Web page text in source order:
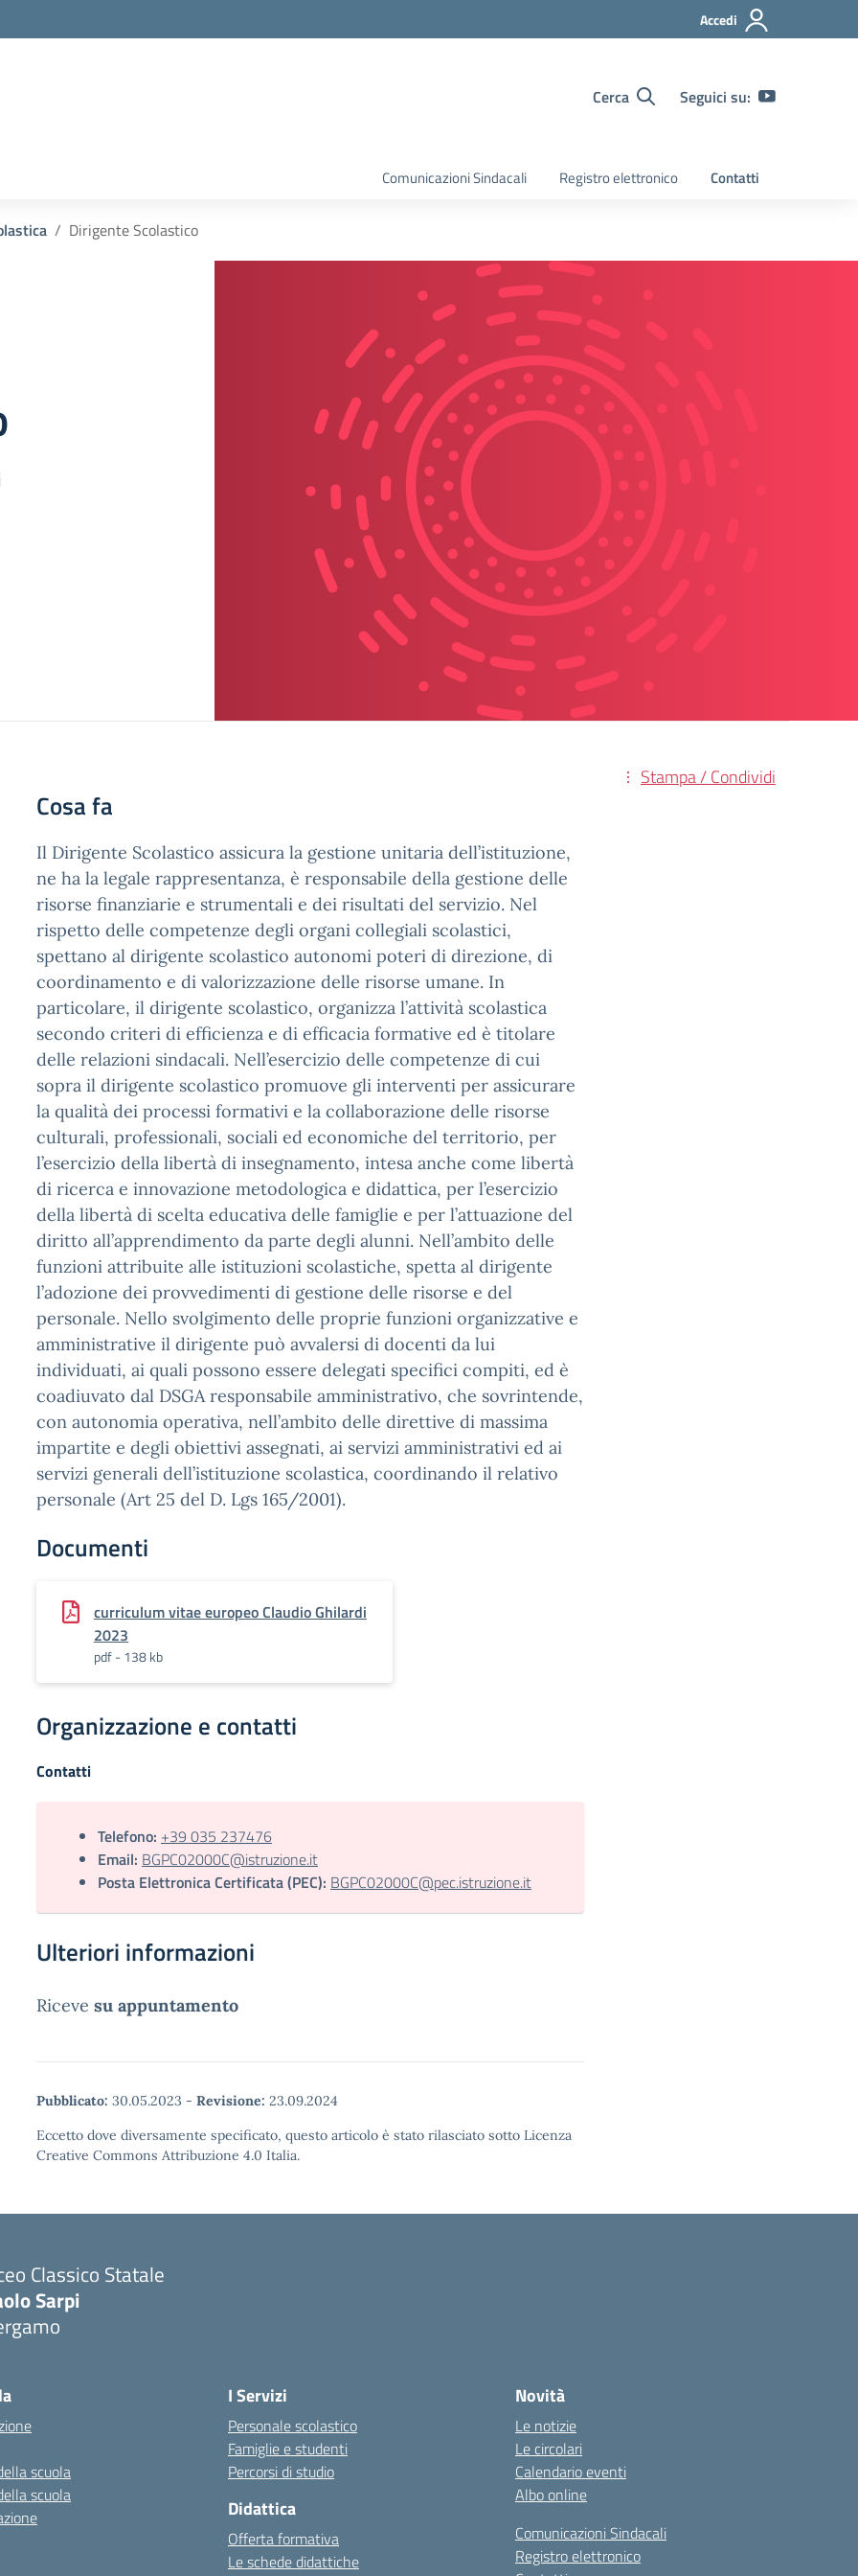
Accedi
Cerca Seguici su:
Comunicazioni Sindacali Registro elettronico Contatti
Dirigente Scolastico
Stampa / Condividi
Cosa fa
Il Dirigente Scolastico assicura la gestione unitaria dell’istituzione,
ne ha la legale rappresentanza, è responsabile della gestione delle
risorse finanziarie e strumentali e dei risultati del servizio. Nel
rispetto delle competenze degli organi collegiali scolastici,
spettano al dirigente scolastico autonomi poteri di direzione, di
coordinamento e di valorizzazione delle risorse umane. In
particolare, il dirigente scolastico, organizza l’attività scolastica
secondo criteri di efficienza e di efficacia formative ed è titolare
delle relazioni sindacali. Nell’esercizio delle competenze di cui
sopra il dirigente scolastico promuove gli interventi per assicurare
la qualità dei processi formativi e la collaborazione delle risorse
culturali, professionali, sociali ed economiche del territorio, per
l’esercizio della libertà di insegnamento, intesa anche come libertà
di ricerca e innovazione metodologica e didattica, per l’esercizio
della libertà di scelta educativa delle famiglie e per l’attuazione del
diritto all’apprendimento da parte degli alunni. Nell’ambito delle
funzioni attribuite alle istituzioni scolastiche, spetta al dirigente
l’adozione dei provvedimenti di gestione delle risorse e del
personale. Nello svolgimento delle proprie funzioni organizzative e
amministrative il dirigente può avvalersi di docenti da lui
individuati, ai quali possono essere delegati specifici compiti, ed è
coadiuvato dal DSGA responsabile amministrativo, che sovrintende,
con autonomia operativa, nell’ambito delle direttive di massima
impartite e degli obiettivi assegnati, ai servizi amministrativi ed ai
servizi generali dell’istituzione scolastica, coordinando il relativo
personale (Art 25 del D. Lgs 165/2001).
Documenti
curriculum vitae europeo Claudio Ghilardi
2023
pdf - 138 kb
Organizzazione e contatti
Contatti
Telefono: +39 035 237476
Email: BGPC02000C@istruzione.it
Posta Elettronica Certificata (PEC): BGPC02000C@pec.istruzione.it
Ulteriori informazioni
Riceve su appuntamento
Pubblicato: 30.05.2023 - Revisione: 23.09.2024
Eccetto dove diversamente specificato, questo articolo è stato rilasciato sotto Licenza
Creative Commons Attribuzione 4.0 Italia.
Classico Statale
Sarpi
scuola
scuola
I Servizi
Personale scolastico
Famiglie e studenti
Percorsi di studio
Didattica
Offerta formativa
Le schede didattiche
Novità
Le notizie
Le circolari
Calendario eventi
Albo online
Comunicazioni Sindacali
Registro elettronico